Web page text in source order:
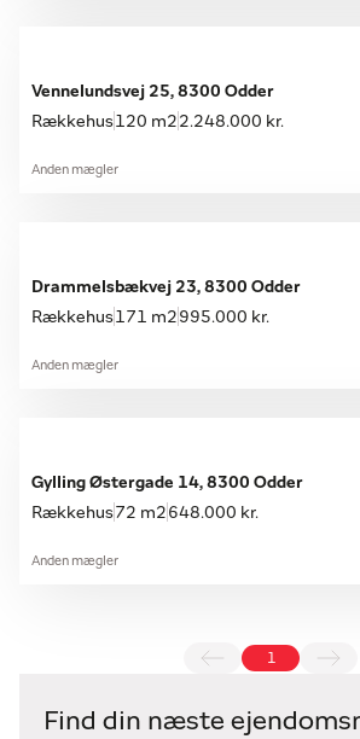
Vennelundsvej 25, 8300 Odder
Rækkehus120 m2 2.248.000 kr.
Anden mægler
Drammelsbækvej 23, 8300 Odder
Rækkehus171 m2 995.000 kr.
Anden mægler
Gylling Østergade 14, 8300 Odder
Rækkehus72 m2 648.000 kr.
Anden mægler
Find din næste